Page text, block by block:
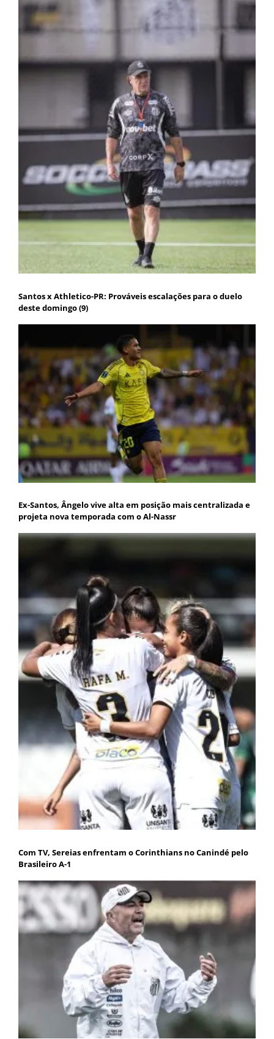
Santos x Athletico-PR: Prováveis escalações para o duelo
deste domingo (9)
Ex-Santos, Ângelo vive alta em posição mais centralizada e
projeta nova temporada com o Al-Nassr
Com TV, Sereias enfrentam o Corinthians no Canindé pelo
Brasileiro A-1